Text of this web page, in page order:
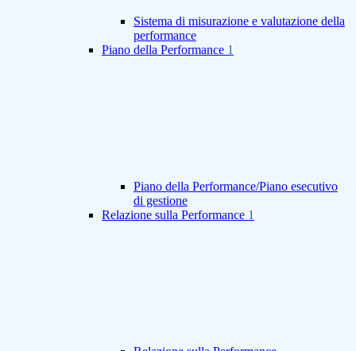
Sistema di misurazione e valutazione della
performance
Piano della Performance 1
Piano della Performance/Piano esecutivo
di gestione
Relazione sulla Performance 1